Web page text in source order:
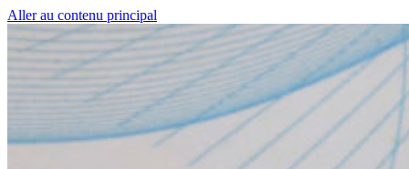
Aller au contenu principal